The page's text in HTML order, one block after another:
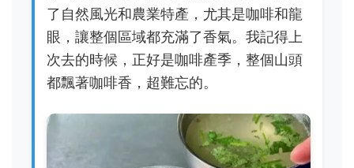
了自然風光和農業特產，尤其是咖啡和龍
眼，讓整個區域都充滿了香氣。我記得上
次去的時候，正好是咖啡產季，整個山頭
都飄著咖啡香，超難忘的。